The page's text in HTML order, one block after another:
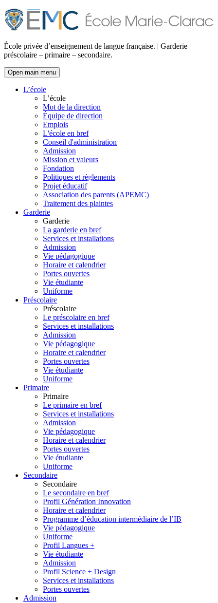
École privée d’enseignement de langue française. | Garderie –
préscolaire – primaire – secondaire.
Open main menu
L’école
L’école
Mot de la direction
Équipe de direction
Emplois
L'école en bref
Conseil d'administration
Admission
Mission et valeurs
Fondation
Politiques et règlements
Projet éducatif
Association des parents (APEMC)
Traitement des plaintes
Garderie
Garderie
La garderie en bref
Services et installations
Admission
Vie pédagogique
Horaire et calendrier
Portes ouvertes
Vie étudiante
Uniforme
Préscolaire
Préscolaire
Le préscolaire en bref
Services et installations
Admission
Vie pédagogique
Horaire et calendrier
Portes ouvertes
Vie étudiante
Uniforme
Primaire
Primaire
Le primaire en bref
Services et installations
Admission
Vie pédagogique
Horaire et calendrier
Portes ouvertes
Vie étudiante
Uniforme
Secondaire
Secondaire
Le secondaire en bref
Profil Génération Innovation
Horaire et calendrier
Programme d’éducation intermédiaire de l’IB
Vie pédagogique
Uniforme
Profil Langues +
Vie étudiante
Admission
Profil Science + Design
Services et installations
Portes ouvertes
Admission